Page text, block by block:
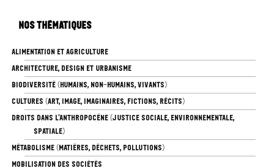
Nos Thématiques
ALIMENTATION ET AGRICULTURE
ARCHITECTURE, DESIGN ET URBANISME
BIODIVERSITÉ (HUMAINS, NON-HUMAINS, VIVANTS)
CULTURES (ART, IMAGE, IMAGINAIRES, FICTIONS, RÉCITS)
DROITS DANS L’ANTHROPOCÈNE (JUSTICE SOCIALE, ENVIRONNEMENTALE,
SPATIALE)
MÉTABOLISME (MATIÈRES, DÉCHETS, POLLUTIONS)
MOBILISATION DES SOCIÉTÉS